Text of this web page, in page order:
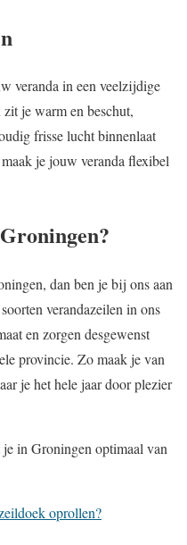
veranda in een veelzijdige
je warm en beschut,
frisse lucht binnenlaat
je jouw veranda flexibel
dan ben je bij ons aan
verandazeilen in ons
en zorgen desgewenst
provincie. Zo maak je van
je het hele jaar door plezier
in Groningen optimaal van
oprollen?